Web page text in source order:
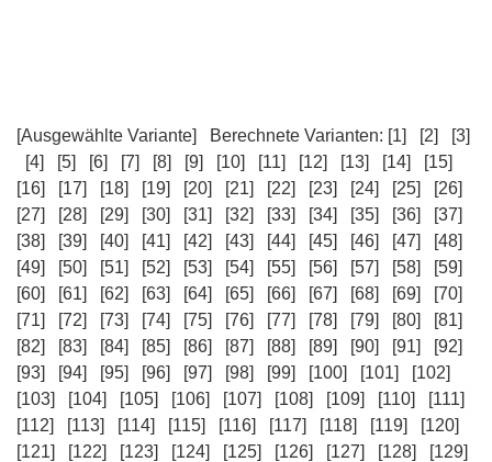
[Ausgewählte Variante] Berechnete Varianten: [1] [2]
[3]
[4]
[5] [6] [7] [8] [9] [10] [11] [12] [13] [14]
[15]
[16]
[17] [18] [19] [20] [21] [22] [23] [24] [25]
[26]
[27]
[28] [29] [30] [31] [32] [33] [34] [35] [36]
[37]
[38]
[39] [40] [41] [42] [43] [44] [45] [46] [47]
[48]
[49]
[50] [51] [52] [53] [54] [55] [56] [57] [58]
[59]
[60]
[61] [62] [63] [64] [65] [66] [67] [68] [69]
[70]
[71]
[72] [73] [74] [75] [76] [77] [78] [79] [80]
[81]
[82]
[83] [84] [85] [86] [87] [88] [89] [90] [91]
[92]
[93]
[94] [95] [96] [97] [98] [99] [100] [101]
[102]
[103]
[104] [105] [106] [107] [108] [109] [110]
[111]
[112]
[113] [114] [115] [116] [117] [118] [119]
[120]
[121]
[122] [123] [124] [125] [126] [127] [128]
[129]